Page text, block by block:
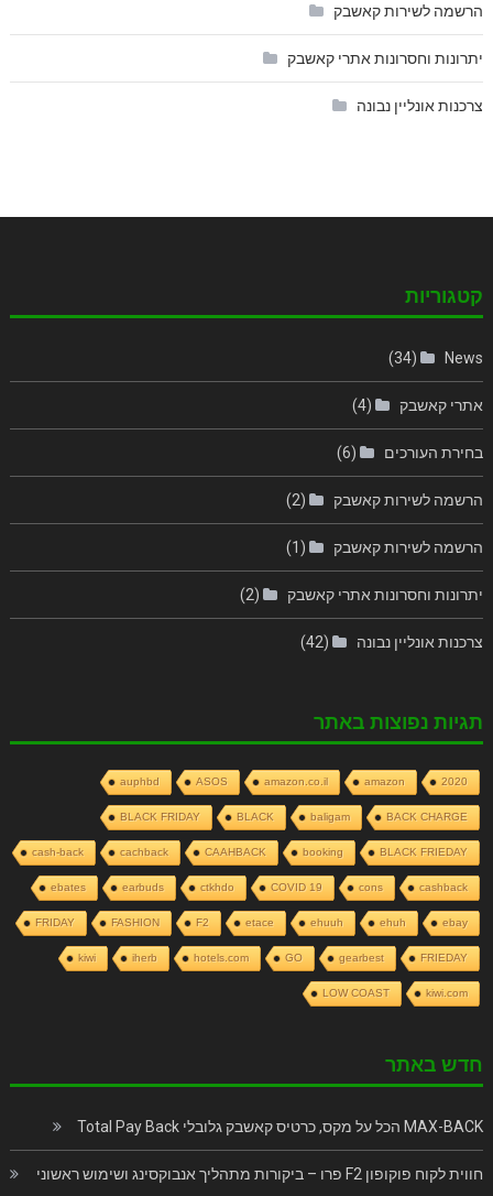
הרשמה לשירות קאשבק
יתרונות וחסרונות אתרי קאשבק
צרכנות אונליין נבונה
קטגוריות
News
(34)
אתרי קאשבק (4)
בחירת העורכים (6)
הרשמה לשירות קאשבק (2)
הרשמה לשירות קאשבק (1)
יתרונות וחסרונות אתרי קאשבק (2)
צרכנות אונליין נבונה (42)
תגיות נפוצות באתר
2020
amazon
amazon.co.il
ASOS
auphbd
BACK CHARGE
baligam
BLACK
BLACK FRIDAY
BLACK FRIEDAY
booking
CAAHBACK
cachback
cash-back
cashback
cons
COVID 19
ctkhdo
earbuds
ebates
ebay
ehuh
ehuuh
etace
F2
FASHION
FRIDAY
FRIEDAY
gearbest
GO
hotels.com
iherb
kiwi
kiwi.com
LOW COAST
חדש באתר
MAX-BACK הכל על מקס, כרטיס קאשבק גלובלי Total Pay Back
חווית לקוח פוקופון F2 פרו – ביקורות מתהליך אנבוקסינג ושימוש ראשוני